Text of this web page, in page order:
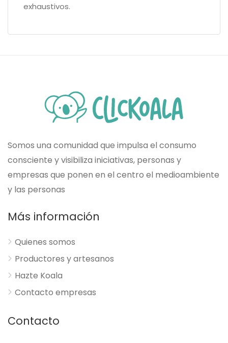
exhaustivos.
Somos una comunidad que impulsa el consumo
consciente y visibiliza iniciativas, personas y
empresas que ponen en el centro el medioambiente
y las personas
Más información
Quienes somos
Productores y artesanos
Hazte Koala
Contacto empresas
Contacto